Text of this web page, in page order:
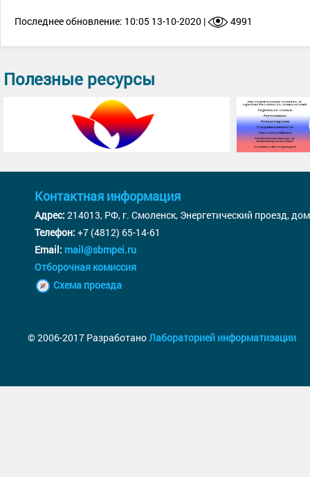
Последнее обновление: 10:05 13-10-2020 | 4991
Полезные ресурсы
Контактная информация
Адрес: 214013, РФ, г. Смоленск, Энергетический проезд,
Телефон: +7 (4812) 65-14-61
Email: mail@sbmpei.ru
Отборочная комиссия
Схема проезда
© 2006-2017 РазработаноЛабораторией информатизации